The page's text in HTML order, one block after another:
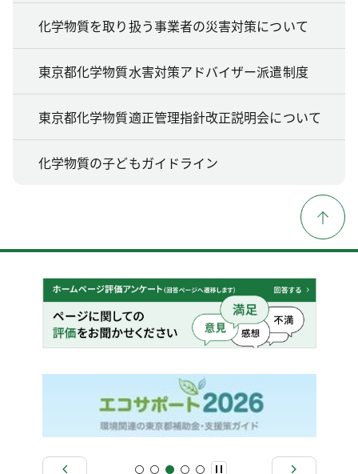
化学物質を取り扱う事業者の災害対策について
東京都化学物質水害対策アドバイザー派遣制度
東京都化学物質適正管理指針改正説明会について
化学物質の子どもガイドライン